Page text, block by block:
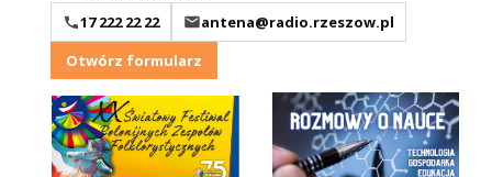
17 222 22 22
antena@radio.rzeszow.pl
Otwórz formularz